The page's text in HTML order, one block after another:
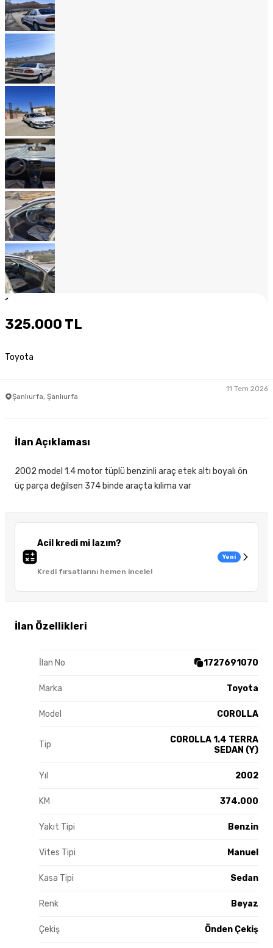
1
325.000 TL
Toyota
Şanlıurfa, Şanlıurfa
11 Tem 2026
Acil kredi mi lazım?
Kredi fırsatlarını hemen incele!
Yeni
İlan Özellikleri
İlan No 1727691070
Marka Toyota
Model COROLLA
Tip
COROLLA 1.4 TERRA
SEDAN (Y)
Yıl 2002
KM 374.000
Yakıt Tipi Benzin
Vites Tipi Manuel
Kasa Tipi Sedan
Renk Beyaz
Çekiş Önden Çekiş
İlan Açıklaması
2002 model 1.4 motor tüplü benzinli araç etek altı boyalı ön
üç parça değilsen 374 binde araçta kılima var